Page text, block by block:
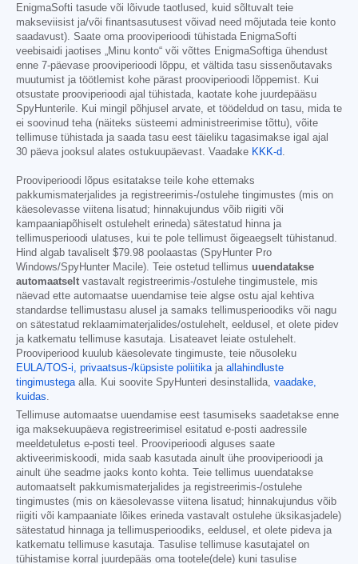
EnigmaSofti tasude või lõivude taotlused, kuid sõltuvalt teie
makseviisist ja/või finantsasutusest võivad need mõjutada teie konto
saadavust). Saate oma prooviperioodi tühistada EnigmaSofti
veebisaidi jaotises „Minu konto“ või võttes EnigmaSoftiga ühendust
enne 7-päevase prooviperioodi lõppu, et vältida tasu sissenõutavaks
muutumist ja töötlemist kohe pärast prooviperioodi lõppemist. Kui
otsustate prooviperioodi ajal tühistada, kaotate kohe juurdepääsu
SpyHunterile. Kui mingil põhjusel arvate, et töödeldud on tasu, mida te
ei soovinud teha (näiteks süsteemi administreerimise tõttu), võite
tellimuse tühistada ja saada tasu eest täieliku tagasimakse igal ajal
30 päeva jooksul alates ostukuupäevast. Vaadake KKK-d
Prooviperioodi lõpus esitatakse teile kohe ettemaks
pakkumismaterjalides ja registreerimis-/ostulehe tingimustes (mis on
käesolevasse viitena lisatud; hinnakujundus võib riigiti või
kampaaniapõhiselt ostulehelt erineda) sätestatud hinna ja
tellimusperioodi ulatuses, kui te pole tellimust õigeaegselt tühistanud.
Hind algab tavaliselt $79.98 poolaastas (SpyHunter Pro
Windows/SpyHunter Macile). Teie ostetud tellimus uuendatakse
automaatselt vastavalt registreerimis-/ostulehe tingimustele, mis
näevad ette automaatse uuendamise teie algse ostu ajal kehtiva
standardse tellimustasu alusel ja samaks tellimusperioodiks või nagu
on sätestatud reklaamimaterjalides/ostulehelt, eeldusel, et olete pidev
ja katkematu tellimuse kasutaja. Lisateavet leiate ostulehelt.
Prooviperiood kuulub käesolevate tingimuste, teie nõusoleku
EULA/TOS-i,
privaatsus-/küpsiste poliitika ja allahindluste
tingimustega alla. Kui soovite SpyHunteri desinstallida, vaadake,
kuidas
Tellimuse automaatse uuendamise eest tasumiseks saadetakse enne
iga maksekuupäeva registreerimisel esitatud e-posti aadressile
meeldetuletus e-posti teel. Prooviperioodi alguses saate
aktiveerimiskoodi, mida saab kasutada ainult ühe prooviperioodi ja
ainult ühe seadme jaoks konto kohta. Teie tellimus uuendatakse
automaatselt pakkumismaterjalides ja registreerimis-/ostulehe
tingimustes (mis on käesolevasse viitena lisatud; hinnakujundus võib
riigiti või kampaaniate lõikes erineda vastavalt ostulehe üksikasjadele)
sätestatud hinnaga ja tellimusperioodiks, eeldusel, et olete pideva ja
katkematu tellimuse kasutaja. Tasulise tellimuse kasutajatel on
tühistamise korral juurdepääs oma tootele(dele) kuni tasulise